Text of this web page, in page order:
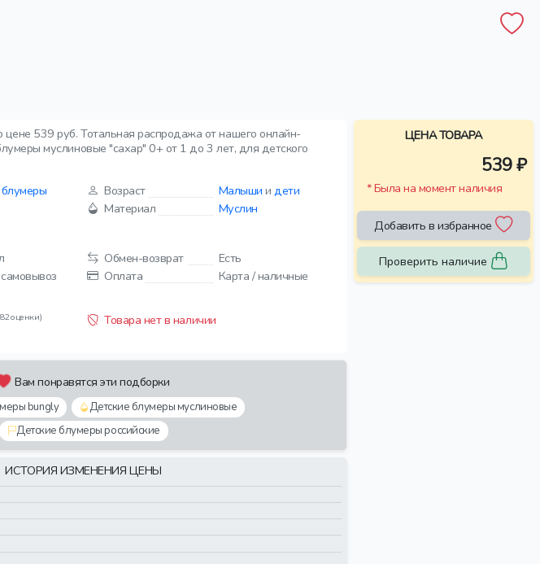
539 руб. Тотальная распродажа от нашего онлайн-
муслиновые "сахар" 0+ от 1 до 3 лет, для детского
Возраст Малыши идети
Материал
Муслин
Обмен-возврат
Есть
Оплата Карта / наличные
оценки) Товара нет в наличии
Вам понравятся эти подборки
bungly
Детские блумеры муслиновые
Детские блумеры российские
ИСТОРИЯ ИЗМЕНЕНИЯ ЦЕНЫ
ЦЕНА ТОВАРА
539 ₽
* Была на момент наличия
Добавить в избранное
Проверить наличие